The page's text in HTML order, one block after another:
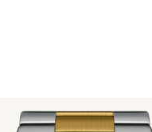
浏览循环展示的元素。
导航